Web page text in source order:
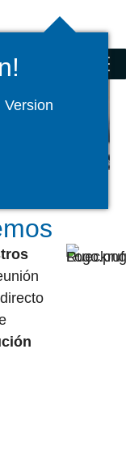
Buscarselect
language
menu
Version